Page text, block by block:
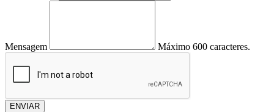
Mensagem Máximo 600 caracteres.
ENVIAR